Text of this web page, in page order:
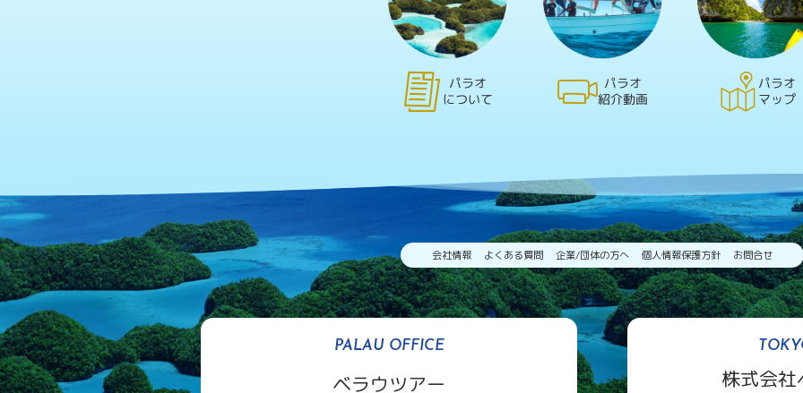
パラオ
について
パラオ
紹介動画
パラオ
マップ
会社情報 よくある質問 企業/団体の方へ 個人情報保護方針 お問合せ
PALAU OFFICE
ベラウツアー 株式会